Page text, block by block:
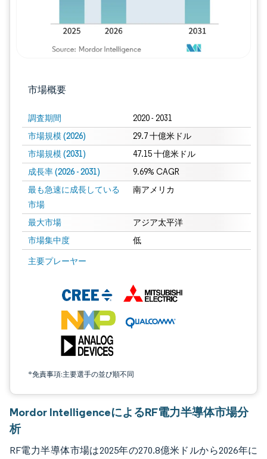
市場概要
調査期間 2020 - 2031
市場規模 (2026) 29.7 十億米ドル
市場規模 (2031) 47.15 十億米ドル
成長率 (2026 - 2031) 9.69% CAGR
最も急速に成長している
市場
南アメリカ
最大市場 アジア太平洋
市場集中度 低
主要プレーヤー
*免責事項:主要選手の並び順不同
画像 © Mordor Intelligence。再利用にはCC BY 4.0の表示が必要です。
Mordor IntelligenceによるRF電力半導体市場分
析
RF電力半導体市場は2025年の270.8億米ドルから2026年に